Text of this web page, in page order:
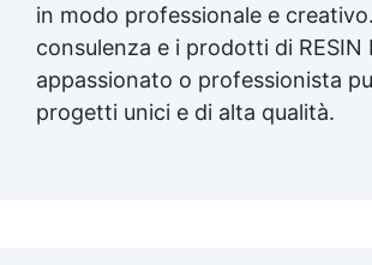
in modo professionale e
consulenza e i prodotti di RESIN
appassionato o professionista
progetti unici e di alta qualità.